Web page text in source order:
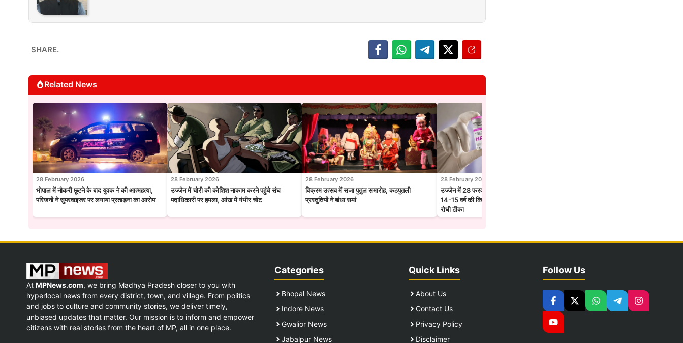
SHARE.
Related News
28 February 2026
भोपाल में नौकरी छूटने के बाद युवक ने की आत्महत्या,
परिजनों ने सुपरवाइजर पर लगाया प्रताड़ना का आरोप
28 February 2026
उज्जैन में चोरी की कोशिश नाकाम करने पहुंचे संघ
पदाधिकारी पर हमला, आंख में गंभीर चोट
28 February 2026
विक्रम उत्सव में सजा पुतुल समारोह, कठपुतली
प्रस्तुतियों ने बांधा समां
28 February 2026
उज्जैन में 28 फरवरी से एचपीवी टीकाकरण अभियान,
14-15 वर्ष की किशोरियों को लगेगा सर्वाइकल कैंसर
रोधी टीका
At MPNews.com, we bring Madhya Pradesh closer to you with
hyperlocal news from every district, town, and village. From politics
and jobs to culture and community stories, we deliver timely,
unbiased updates that matter. Our mission is to inform and empower
citizens with real stories from the heart of MP, all in one place.
Categories
Bhopal News
Indore News
Gwalior News
Jabalpur News
Quick Links
About Us
Contact Us
Privacy Policy
Disclaimer
Follow Us